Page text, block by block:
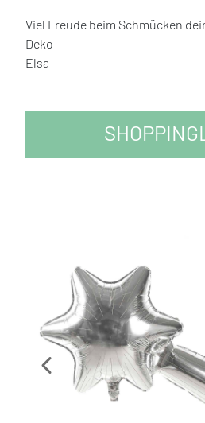
Viel Freude beim Schmücken
Deko
Elsa